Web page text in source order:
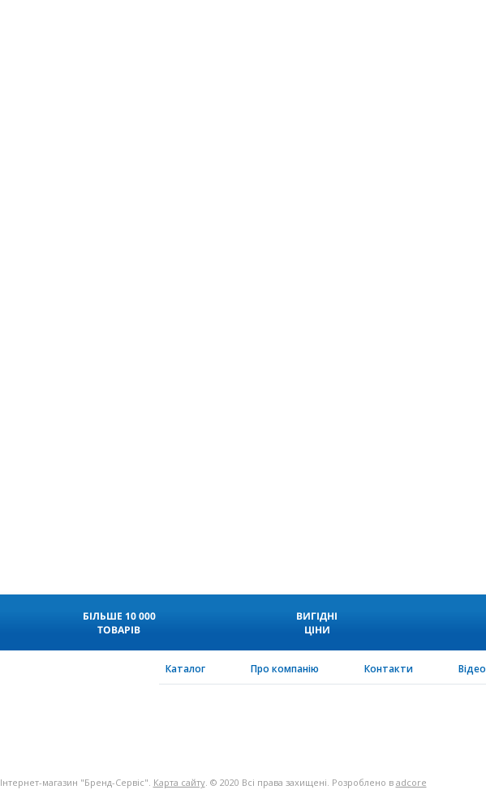
БІЛЬШЕ 10 000
ТОВАРІВ
ВИГІДНІ
ЦІНИ
Каталог Про компанію Контакти Відео
Інтернет-магазин "Бренд-Сервіс". Карта сайту. © 2020 Всі права захищені. Розроблено в adcore